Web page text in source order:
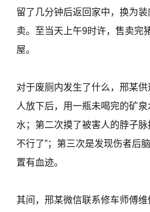
留了几分钟后返回家中，换为
卖。至当天上午9时许，售卖完
屋。
对于废厕内发生了什么，邢某
人放下后，用一瓶未喝完的矿
水；第二次摸了被害人的脖子
不行了”；第三次是发现伤者后
置有血迹。
其间，邢某微信联系修车师傅